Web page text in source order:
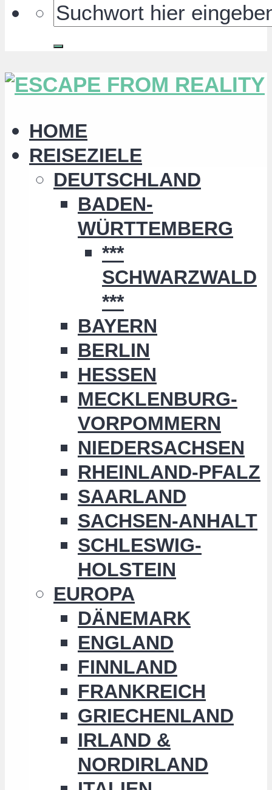
HOME
REISEZIELE
DEUTSCHLAND
BADEN-
WÜRTTEMBERG
***
SCHWARZWALD
***
BAYERN
BERLIN
HESSEN
MECKLENBURG-
VORPOMMERN
NIEDERSACHSEN
RHEINLAND-PFALZ
SAARLAND
SACHSEN-ANHALT
SCHLESWIG-
HOLSTEIN
EUROPA
DÄNEMARK
ENGLAND
FINNLAND
FRANKREICH
GRIECHENLAND
IRLAND &
NORDIRLAND